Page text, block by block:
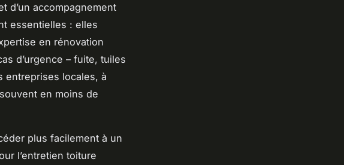
d’un accompagnement
essentielles : elles
en rénovation
d’urgence – fuite, tuiles
entreprises locales, à
en moins de
plus facilement à un
l’entretien toiture